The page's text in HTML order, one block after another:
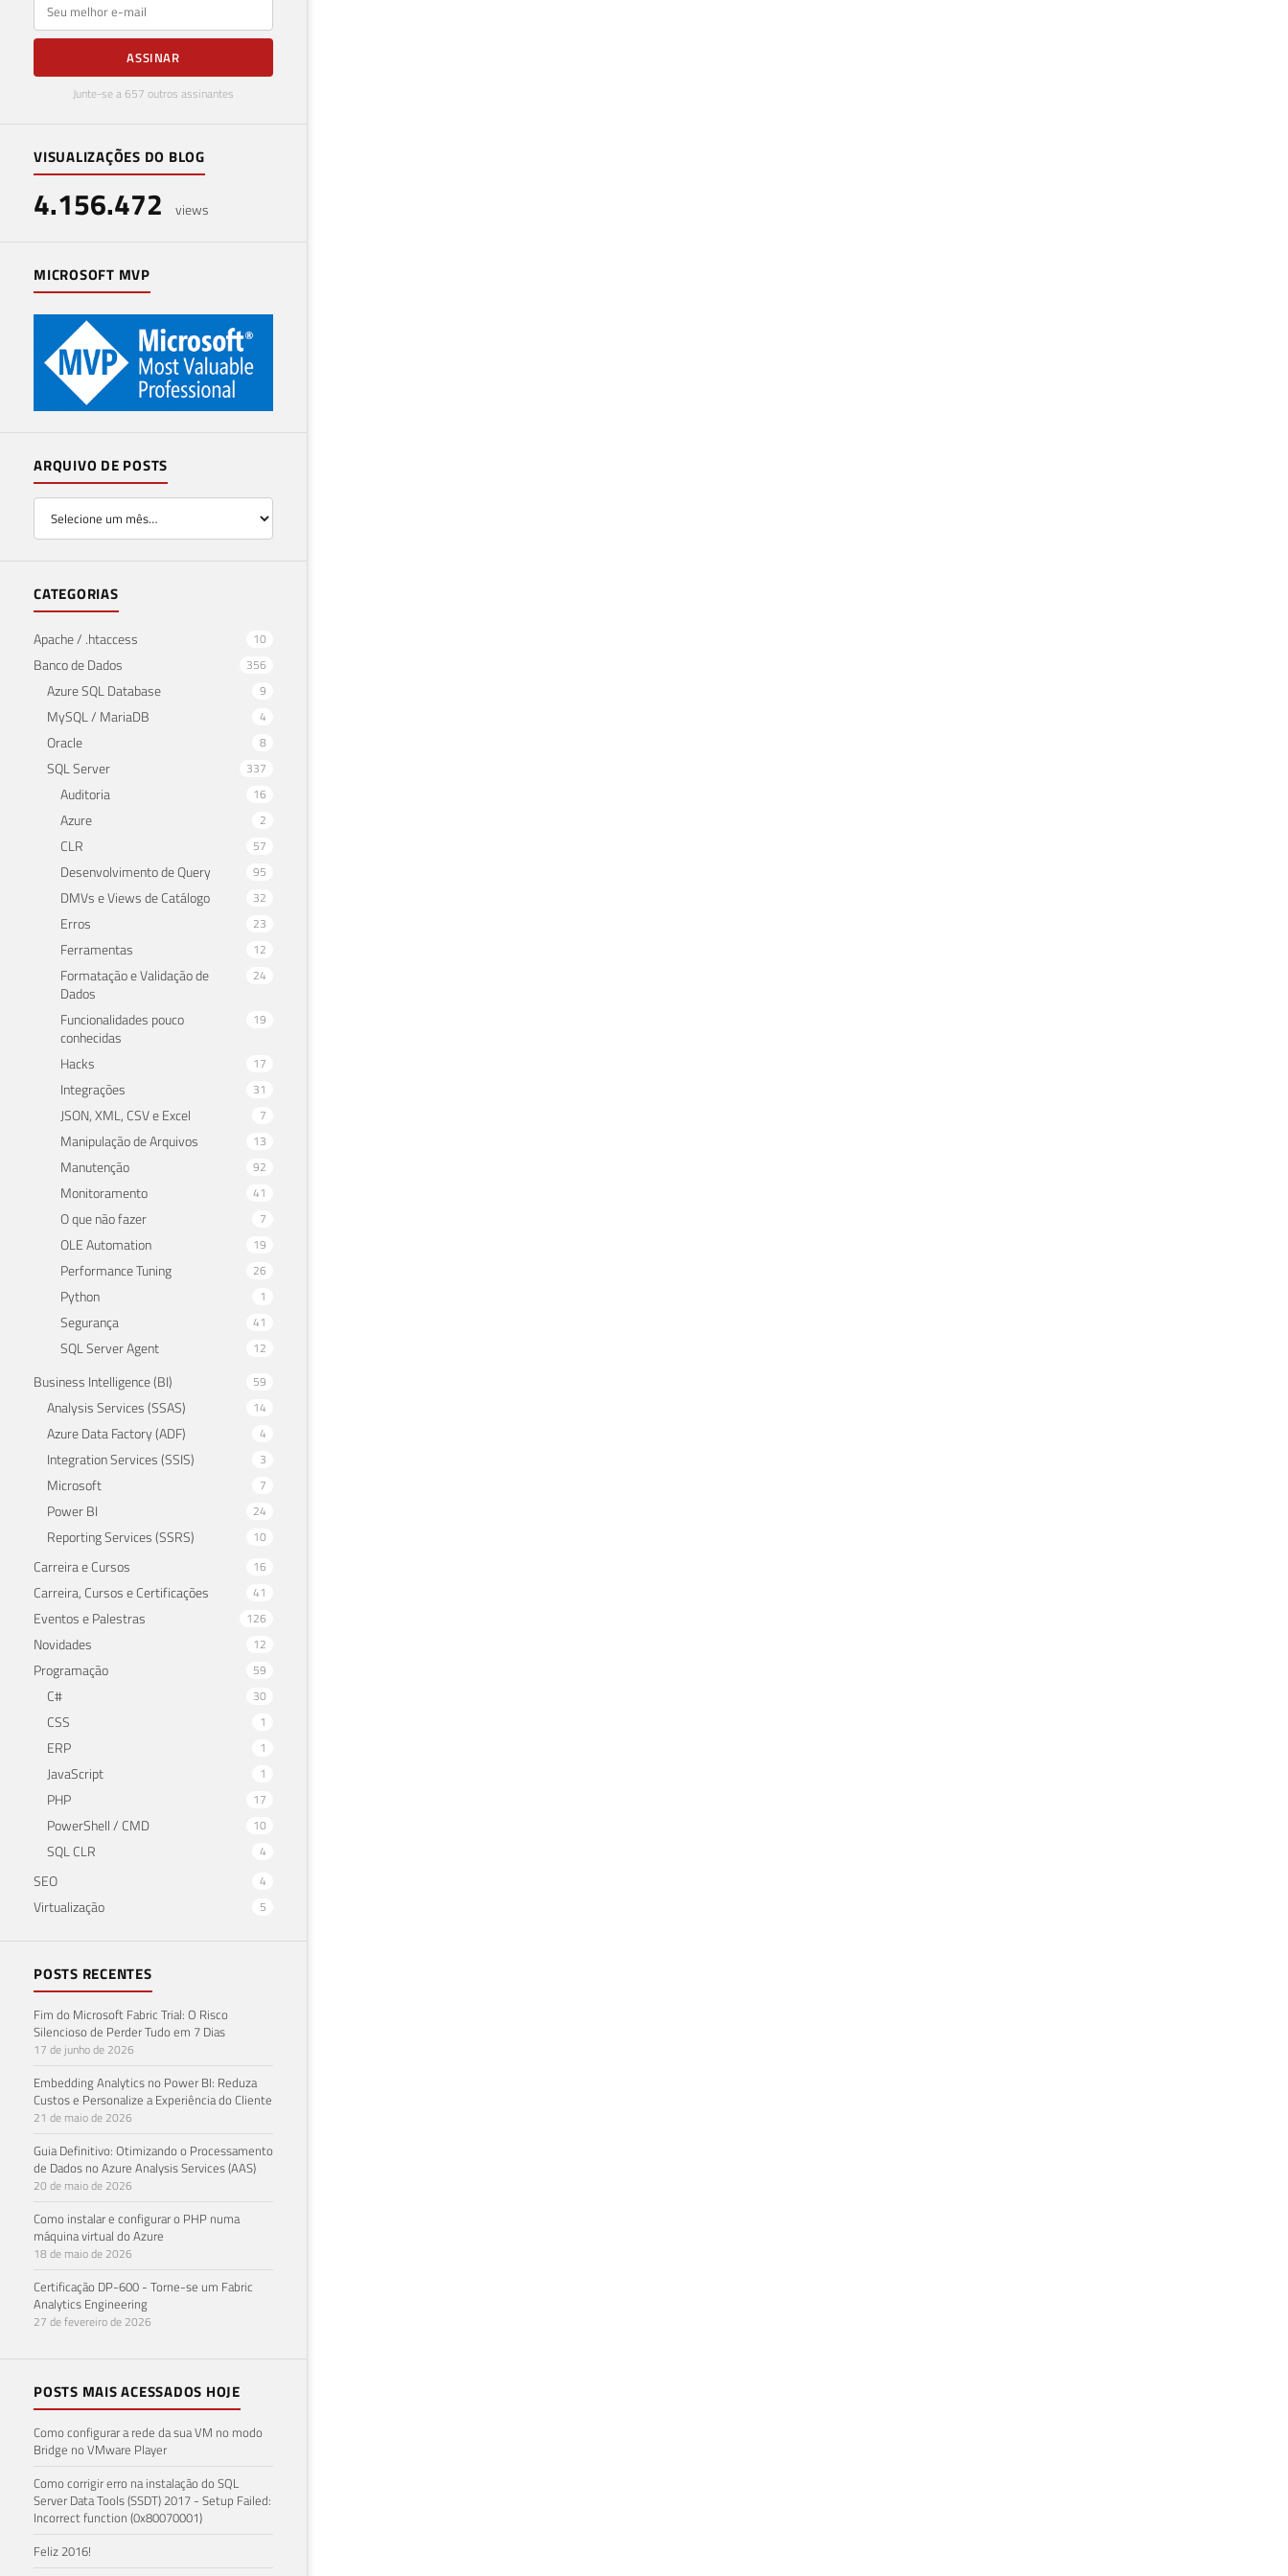
ASSINAR
Junte-se a 657 outros assinantes
VISUALIZAÇÕES DO BLOG
4.156.472 views
MICROSOFT MVP
ARQUIVO DE POSTS
CATEGORIAS
Apache / .htaccess 10
Banco de Dados 356
Azure SQL Database 9
MySQL / MariaDB 4
Oracle 8
SQL Server 337
Auditoria 16
Azure 2
CLR 57
Desenvolvimento de Query 95
DMVs e Views de Catálogo 32
Erros 23
Ferramentas 12
Formatação e Validação de
Dados
24
Funcionalidades pouco
conhecidas
19
Hacks 17
Integrações 31
JSON, XML, CSV e Excel 7
Manipulação de Arquivos 13
Manutenção 92
Monitoramento 41
O que não fazer 7
OLE Automation 19
Performance Tuning 26
Python 1
Segurança 41
SQL Server Agent 12
Business Intelligence (BI) 59
Analysis Services (SSAS) 14
Azure Data Factory (ADF) 4
Integration Services (SSIS) 3
Microsoft 7
Power BI 24
Reporting Services (SSRS) 10
Carreira e Cursos 16
Carreira, Cursos e Certificações 41
Eventos e Palestras 126
Novidades 12
Programação 59
C# 30
CSS 1
ERP 1
JavaScript 1
PHP 17
PowerShell / CMD 10
SQL CLR 4
SEO 4
Virtualização 5
POSTS RECENTES
Fim do Microsoft Fabric Trial: O Risco
Silencioso de Perder Tudo em 7 Dias
17 de junho de 2026
Embedding Analytics no Power BI: Reduza
Custos e Personalize a Experiência do Cliente
21 de maio de 2026
Guia Definitivo: Otimizando o Processamento
de Dados no Azure Analysis Services (AAS)
20 de maio de 2026
Como instalar e configurar o PHP numa
máquina virtual do Azure
18 de maio de 2026
Certificação DP-600 - Torne-se um Fabric
Analytics Engineering
27 de fevereiro de 2026
POSTS MAIS ACESSADOS HOJE
Como configurar a rede da sua VM no modo
Bridge no VMware Player
Como corrigir erro na instalação do SQL
Server Data Tools (SSDT) 2017 - Setup Failed:
Incorrect function (0x80070001)
Feliz 2016!